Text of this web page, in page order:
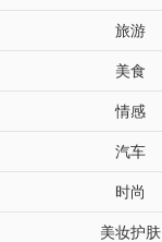
旅游
美食
情感
汽车
时尚
美妆护肤